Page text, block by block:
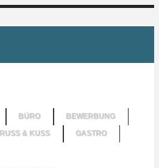
BÜRO
BEWERBUNG
& KUSS
GASTRO